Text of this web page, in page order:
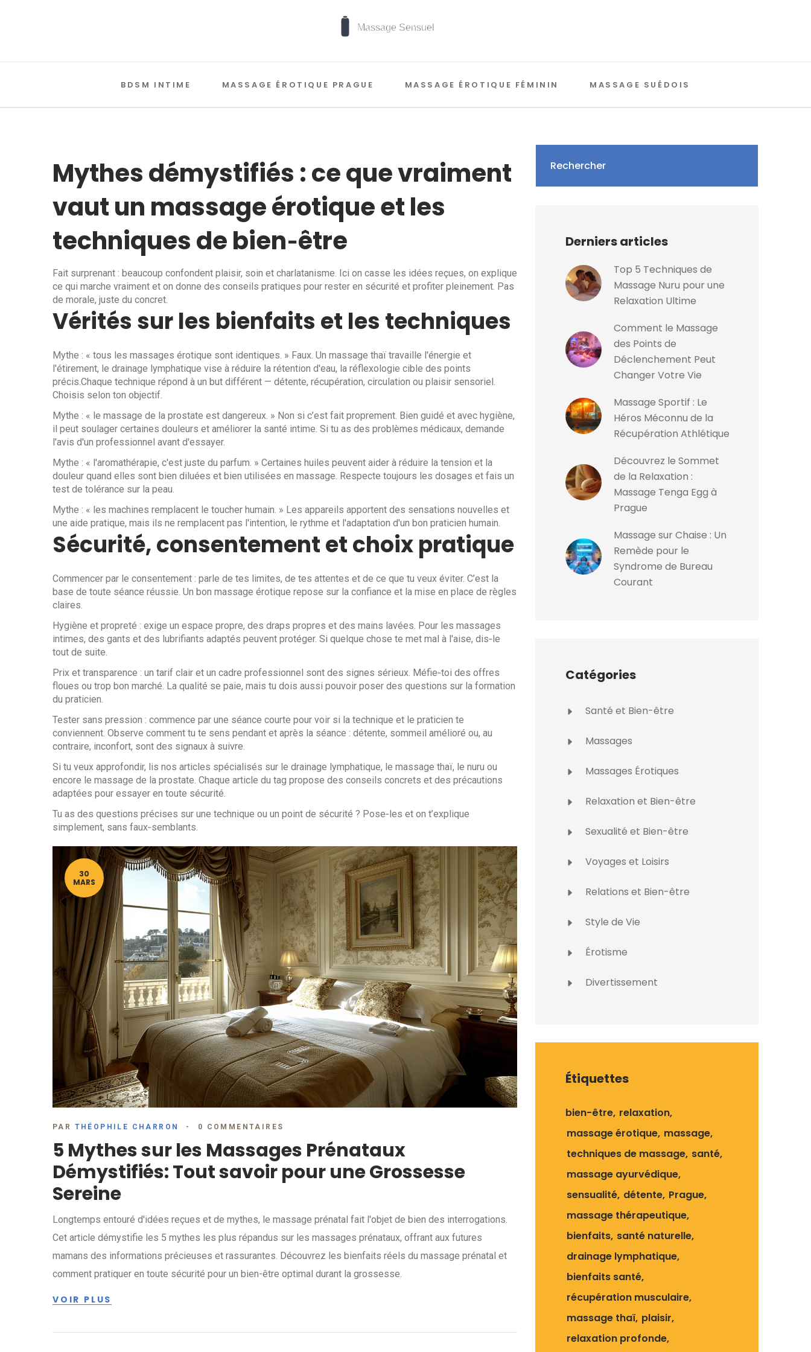
BDSM INTIME MASSAGE ÉROTIQUE PRAGUE MASSAGE ÉROTIQUE FÉMININ MASSAGE SUÉDOIS
Mythes démystifiés : ce que vraiment
vaut un massage érotique et les
techniques de bien‑être
Fait surprenant : beaucoup confondent plaisir, soin et charlatanisme. Ici on casse les idées reçues, on explique
ce qui marche vraiment et on donne des conseils pratiques pour rester en sécurité et profiter pleinement. Pas
de morale, juste du concret.
Vérités sur les bienfaits et les techniques
Mythe : « tous les massages érotique sont identiques. » Faux. Un massage thaï travaille l'énergie et
l'étirement, le drainage lymphatique vise à réduire la rétention d'eau, la réflexologie cible des points
précis.Chaque technique répond à un but différent — détente, récupération, circulation ou plaisir sensoriel.
Choisis selon ton objectif.
Mythe : « le massage de la prostate est dangereux. » Non si c’est fait proprement. Bien guidé et avec hygiène,
il peut soulager certaines douleurs et améliorer la santé intime. Si tu as des problèmes médicaux, demande
l'avis d'un professionnel avant d'essayer.
Mythe : « l'aromathérapie, c'est juste du parfum. » Certaines huiles peuvent aider à réduire la tension et la
douleur quand elles sont bien diluées et bien utilisées en massage. Respecte toujours les dosages et fais un
test de tolérance sur la peau.
Mythe : « les machines remplacent le toucher humain. » Les appareils apportent des sensations nouvelles et
une aide pratique, mais ils ne remplacent pas l'intention, le rythme et l'adaptation d'un bon praticien humain.
Sécurité, consentement et choix pratique
Commencer par le consentement : parle de tes limites, de tes attentes et de ce que tu veux éviter. C’est la
base de toute séance réussie. Un bon massage érotique repose sur la confiance et la mise en place de règles
claires.
Hygiène et propreté : exige un espace propre, des draps propres et des mains lavées. Pour les massages
intimes, des gants et des lubrifiants adaptés peuvent protéger. Si quelque chose te met mal à l'aise, dis‑le
tout de suite.
Prix et transparence : un tarif clair et un cadre professionnel sont des signes sérieux. Méfie‑toi des offres
floues ou trop bon marché. La qualité se paie, mais tu dois aussi pouvoir poser des questions sur la formation
du praticien.
Tester sans pression : commence par une séance courte pour voir si la technique et le praticien te
conviennent. Observe comment tu te sens pendant et après la séance : détente, sommeil amélioré ou, au
contraire, inconfort, sont des signaux à suivre.
Si tu veux approfondir, lis nos articles spécialisés sur le drainage lymphatique, le massage thaï, le nuru ou
encore le massage de la prostate. Chaque article du tag propose des conseils concrets et des précautions
adaptées pour essayer en toute sécurité.
Tu as des questions précises sur une technique ou un point de sécurité ? Pose‑les et on t’explique
simplement, sans faux‑semblants.
30
MARS
PAR THÉOPHILE CHARRON 0 COMMENTAIRES
5 Mythes sur les Massages Prénataux
Démystifiés: Tout savoir pour une Grossesse
Sereine
Longtemps entouré d'idées reçues et de mythes, le massage prénatal fait l'objet de bien des interrogations.
Cet article démystifie les 5 mythes les plus répandus sur les massages prénataux, offrant aux futures
mamans des informations précieuses et rassurantes. Découvrez les bienfaits réels du massage prénatal et
comment pratiquer en toute sécurité pour un bien-être optimal durant la grossesse.
VOIR PLUS
Rechercher
Derniers articles
Top 5 Techniques de
Massage Nuru pour une
Relaxation Ultime
Comment le Massage
des Points de
Déclenchement Peut
Changer Votre Vie
Massage Sportif : Le
Héros Méconnu de la
Récupération Athlétique
Découvrez le Sommet
de la Relaxation :
Massage Tenga Egg à
Prague
Massage sur Chaise : Un
Remède pour le
Syndrome de Bureau
Courant
Catégories
Santé et Bien-être
Massages
Massages Érotiques
Relaxation et Bien-être
Sexualité et Bien-être
Voyages et Loisirs
Relations et Bien-être
Style de Vie
Érotisme
Divertissement
Étiquettes
bien-être relaxation
massage érotique massage
techniques de massage santé
massage ayurvédique
sensualité détente Prague
massage thérapeutique
bienfaits santé naturelle
drainage lymphatique
bienfaits santé
récupération musculaire
massage thaï plaisir
relaxation profonde